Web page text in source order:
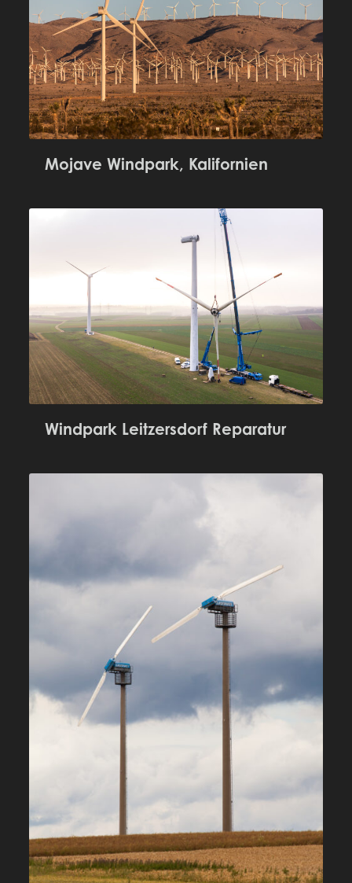
Mojave Windpark, Kalifornien
Windpark Leitzersdorf Reparatur